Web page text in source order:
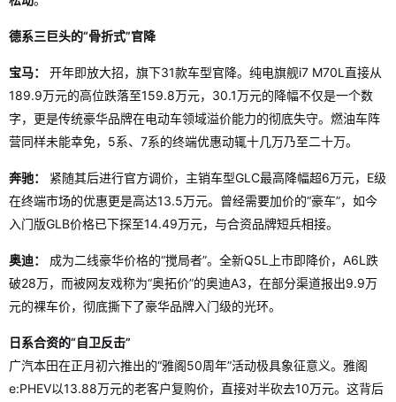
德系三巨头的“骨折式”官降
宝马：
开年即放大招，旗下31款车型官降。纯电旗舰i7 M70L直接从
189.9万元的高位跌落至159.8万元，30.1万元的降幅不仅是一个数
字，更是传统豪华品牌在电动车领域溢价能力的彻底失守。燃油车阵
营同样未能幸免，5系、7系的终端优惠动辄十几万乃至二十万。
奔驰：
紧随其后进行官方调价，主销车型GLC最高降幅超6万元，E级
在终端市场的优惠更是高达13.5万元。曾经需要加价的“豪车”，如今
入门版GLB价格已下探至14.49万元，与合资品牌短兵相接。
奥迪：
成为二线豪华价格的“搅局者”。全新Q5L上市即降价，A6L跌
破28万，而被网友戏称为“奥拓价”的奥迪A3，在部分渠道报出9.9万
元的裸车价，彻底撕下了豪华品牌入门级的光环。
日系合资的“自卫反击”
广汽本田在正月初六推出的“雅阁50周年”活动极具象征意义。雅阁
e:PHEV以13.88万元的老客户复购价，直接对半砍去10万元。这背后